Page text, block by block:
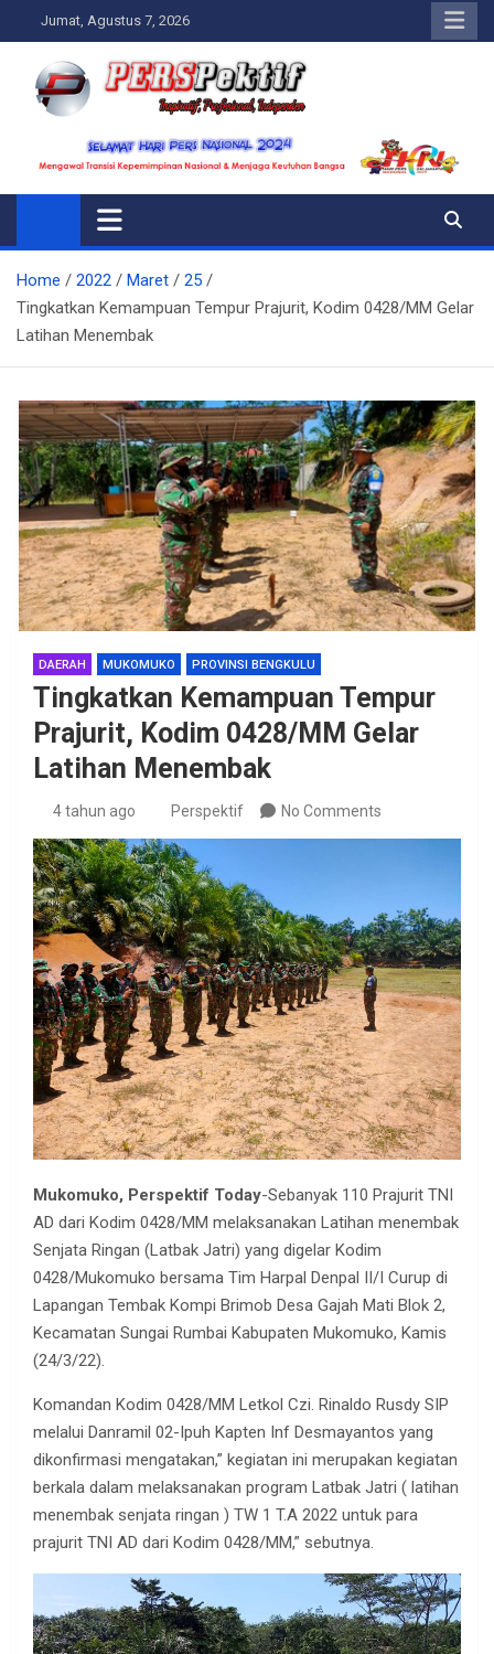
to
content
Jumat, Agustus 7, 2026
Perspektif.today
Ispiratif Profesional Independen
Home 2022 Maret
25
Tingkatkan Kemampuan Tempur Prajurit, Kodim 0428/MM Gelar
Latihan Menembak
DAERAH MUKOMUKO PROVINSI BENGKULU
Tingkatkan Kemampuan Tempur
Prajurit, Kodim 0428/MM Gelar
Latihan Menembak
4 tahun ago Perspektif No Comments
Mukomuko, Perspektif Today-Sebanyak 110 Prajurit TNI
AD dari Kodim 0428/MM melaksanakan Latihan menembak
Senjata Ringan (Latbak Jatri) yang digelar Kodim
0428/Mukomuko bersama Tim Harpal Denpal II/I Curup di
Lapangan Tembak Kompi Brimob Desa Gajah Mati Blok 2,
Kecamatan Sungai Rumbai Kabupaten Mukomuko, Kamis
(24/3/22).
Komandan Kodim 0428/MM Letkol Czi. Rinaldo Rusdy SIP
melalui Danramil 02-Ipuh Kapten Inf Desmayantos yang
dikonfirmasi mengatakan,” kegiatan ini merupakan kegiatan
berkala dalam melaksanakan program Latbak Jatri ( latihan
menembak senjata ringan ) TW 1 T.A 2022 untuk para
prajurit TNI AD dari Kodim 0428/MM,” sebutnya.